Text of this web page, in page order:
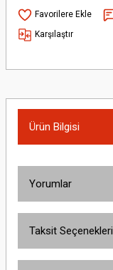
Karşılaştır
Ürün Bilgisi
Yorumlar
Taksit Seçenekleri